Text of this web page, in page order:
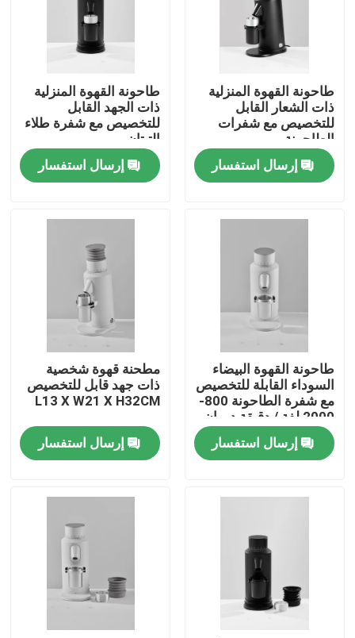
الصفحة الرئيسية
منتجات
عرض الواقع الافتراضي
معلومات عنا
جولة في المعمل
مراقبة الجودة
اتصل بنا
مطحنة القهوة
طاحونة القهوة المنزلية
ذات الشعار القابل
للتخصيص مع شفرات
الطاحونة
إرسال استفسار
طاحونة القهوة المنزلية
ذات الجهد القابل
للتخصيص مع شفرة طلاء
التيتان
إرسال استفسار
طاحونة القهوة البيضاء
السوداء القابلة للتخصيص
مع شفرة الطاحونة 800-
2000 لفة / دقيقة دوران
إرسال استفسار
مطحنة قهوة شخصية
ذات جهد قابل للتخصيص
L13 X W21 X H32CM
إرسال استفسار